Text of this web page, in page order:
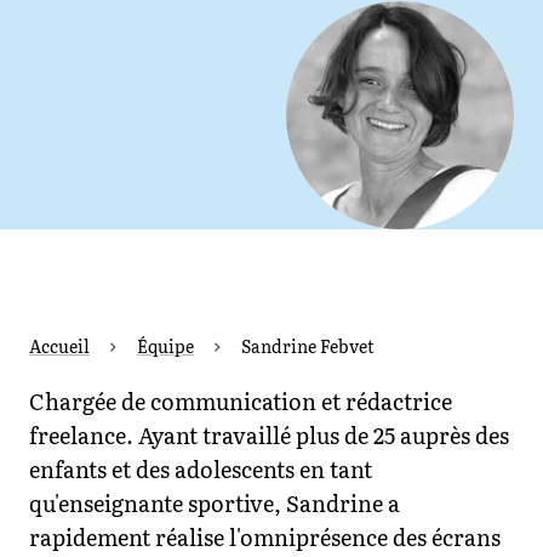
Agrandir
Accueil Équipe Sandrine Febvet
Chargée de communication et rédactrice
freelance. Ayant travaillé plus de 25 auprès des
enfants et des adolescents en tant
qu'enseignante sportive, Sandrine a
rapidement réalise l'omniprésence des écrans